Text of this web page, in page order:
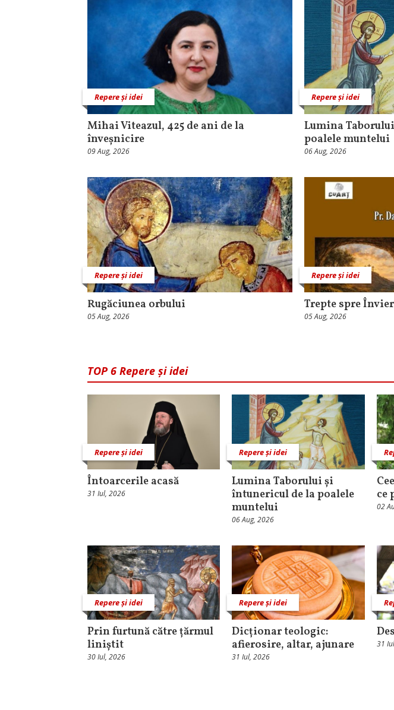
Repere și idei
Mihai Viteazul, 425 de ani de la
înveșnicire
09 Aug, 2026
Repere și idei
Lumina
poalele muntelui
06 Aug, 2026
Repere și idei
Rugăciunea orbului
05 Aug, 2026
Repere și idei
Trepte spre
05 Aug, 2026
TOP 6 Repere și idei
Repere și idei
Întoarcerile acasă
31 Iul, 2026
Repere și idei
Lumina Taborului și
întunericul de la poalele
muntelui
06 Aug, 2026
ce
02
Repere și idei
Prin furtună către țărmul
liniștit
30 Iul, 2026
Repere și idei
Dicționar teologic:
afierosire, altar, ajunare
31 Iul, 2026
31